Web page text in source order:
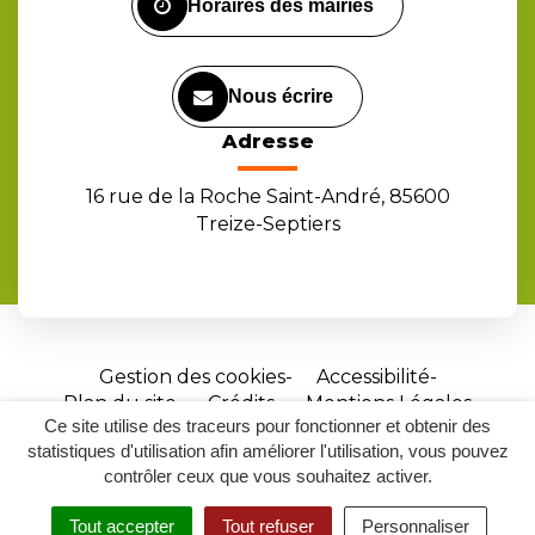
Ce site utilise des traceurs pour fonctionner et obtenir des
statistiques d'utilisation afin améliorer l'utilisation, vous pouvez
contrôler ceux que vous souhaitez activer.
Tout accepter Tout refuser Personnaliser
Horaires des mairies
Nous écrire
Adresse
16 rue de la Roche Saint-André, 85600
Treize-Septiers
Gestion des cookies
Accessibilité
Plan du site
Crédits
Mentions Légales
Site
réalisé
par
Inovagora